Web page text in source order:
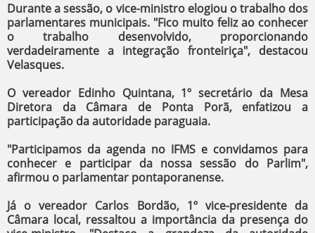
Durante a sessão, o vice-ministro elogiou o trabalho dos
parlamentares municipais. "Fico muito feliz ao conhecer
o trabalho desenvolvido, proporcionando
verdadeiramente a integração fronteiriça", destacou
Velasques.
O vereador Edinho Quintana, 1º secretário da Mesa
Diretora da Câmara de Ponta Porã, enfatizou a
participação da autoridade paraguaia.
"Participamos da agenda no IFMS e convidamos para
conhecer e participar da nossa sessão do Parlim",
afirmou o parlamentar pontaporanense.
Já o vereador Carlos Bordão, 1º vice-presidente da
Câmara local, ressaltou a importância da presença do